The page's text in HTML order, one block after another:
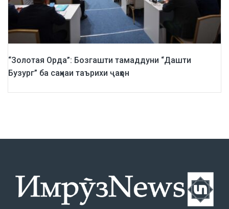
“Золотая Орда”: Бозгашти тамаддуни “Дашти
Бузург” ба саҳнаи таърихи ҷаҳон